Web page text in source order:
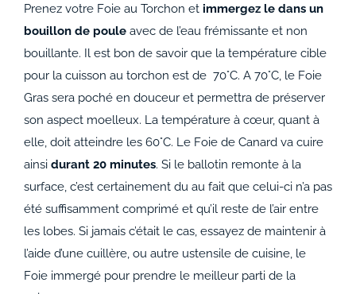
Prenez votre Foie au Torchon et immergez le dans un
bouillon de poule avec de l’eau frémissante et non
bouillante. Il est bon de savoir que la température cible
pour la cuisson au torchon est de 70°C. A 70°C, le Foie
Gras sera poché en douceur et permettra de préserver
son aspect moelleux. La température à cœur, quant à
elle, doit atteindre les 60°C. Le Foie de Canard va cuire
ainsi durant 20 minutes. Si le ballotin remonte à la
surface, c’est certainement du au fait que celui-ci n’a pas
été suffisamment comprimé et qu’il reste de l’air entre
les lobes. Si jamais c’était le cas, essayez de maintenir à
l’aide d’une cuillère, ou autre ustensile de cuisine, le
Foie immergé pour prendre le meilleur parti de la